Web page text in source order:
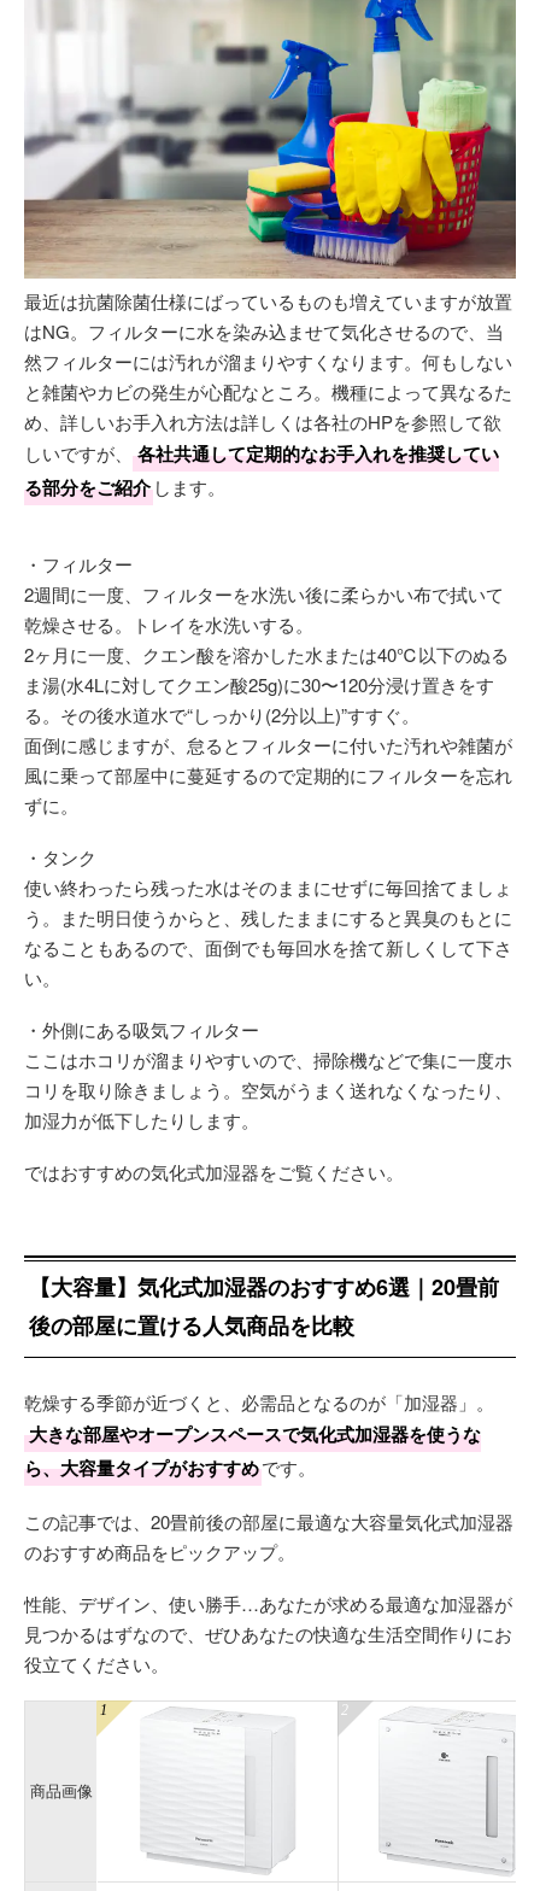
最近は抗菌除菌仕様にばっているものも増えていますが放置
はNG。フィルターに水を染み込ませて気化させるので、当
然フィルターには汚れが溜まりやすくなります。何もしない
と雑菌やカビの発生が心配なところ。機種によって異なるた
め、詳しいお手入れ方法は詳しくは各社のHPを参照して欲
しいですが、
各社共通して定期的なお手入れを推奨してい
る部分をご紹介 します。
・フィルター
2週間に一度、フィルターを水洗い後に柔らかい布で拭いて
乾燥させる。トレイを水洗いする。
2ヶ月に一度、クエン酸を溶かした水または40℃以下のぬる
ま湯(水4Lに対してクエン酸25g)に30〜120分浸け置きをす
る。その後水道水で“しっかり(2分以上)”すすぐ。
面倒に感じますが、怠るとフィルターに付いた汚れや雑菌が
風に乗って部屋中に蔓延するので定期的にフィルターを忘れ
ずに。
・タンク
使い終わったら残った水はそのままにせずに毎回捨てましょ
う。また明日使うからと、残したままにすると異臭のもとに
なることもあるので、面倒でも毎回水を捨て新しくして下さ
い。
・外側にある吸気フィルター
ここはホコリが溜まりやすいので、掃除機などで集に一度ホ
コリを取り除きましょう。空気がうまく送れなくなったり、
加湿力が低下したりします。
ではおすすめの気化式加湿器をご覧ください。
【大容量】気化式加湿器のおすすめ6選｜20畳前
後の部屋に置ける人気商品を比較
乾燥する季節が近づくと、必需品となるのが「加湿器」。
大きな部屋やオープンスペースで気化式加湿器を使うな
ら、大容量タイプがおすすめです。
この記事では、20畳前後の部屋に最適な大容量気化式加湿器
のおすすめ商品をピックアップ。
性能、デザイン、使い勝手…あなたが求める最適な加湿器が
見つかるはずなので、ぜひあなたの快適な生活空間作りにお
役立てください。
商品画像